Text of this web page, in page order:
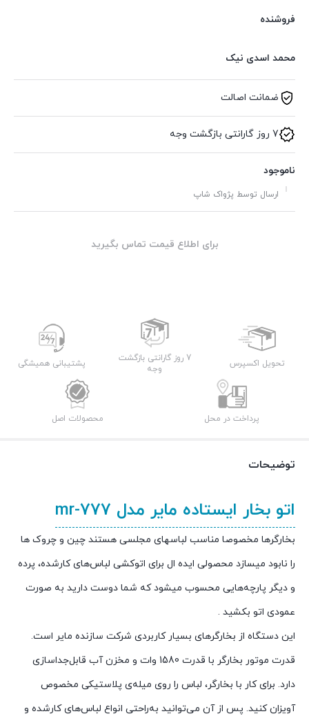
فروشنده
محمد اسدی نیک
ضمانت اصالت
7 روز گارانتی بازگشت وجه
ناموجود
ارسال توسط پژواک شاپ
برای اطلاع قیمت تماس بگیرید
تحویل اکسپرس
7 روز گارانتی بازگشت
وجه
پشتیبانی همیشگی
پرداخت در محل محصولات اصل
توضیحات
اتو بخار ایستاده مایر مدل mr-777
بخارگرها مخصوصا مناسب لباسهای مجلسی هستند چین و چروک ها
را نابود میسازد محصولی ایده ال برای اتوکشی لباس‌های کارشده، پرده
و دیگر پارچه‌هایی محسوب میشود که شما دوست دارید به صورت
عمودی اتو بکشید .
این دستگاه از بخارگرهای بسیار کاربردی شرکت سازنده مایر است.
قدرت موتور بخارگر با قدرت 1580 وات و مخزن آب قابل‌جداسازی
دارد. برای کار با بخارگر، لباس‌ را روی میله‌ی پلاستیکی مخصوص
آویزان کنید. پس از آن می‌توانید به‌راحتی انواع لباس‌های کارشده و